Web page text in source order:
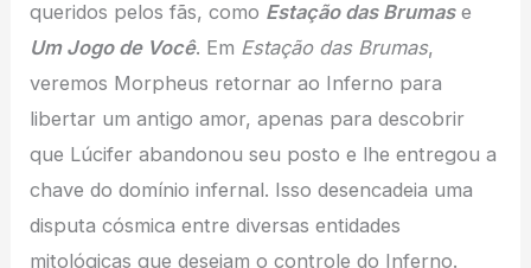
queridos pelos fãs, como Estação das Brumase
Um Jogo de Você. Em Estação das Brumas,
veremos Morpheus retornar ao Inferno para
libertar um antigo amor, apenas para descobrir
que Lúcifer abandonou seu posto e lhe entregou a
chave do domínio infernal. Isso desencadeia uma
disputa cósmica entre diversas entidades
mitológicas que desejam o controle do Inferno.